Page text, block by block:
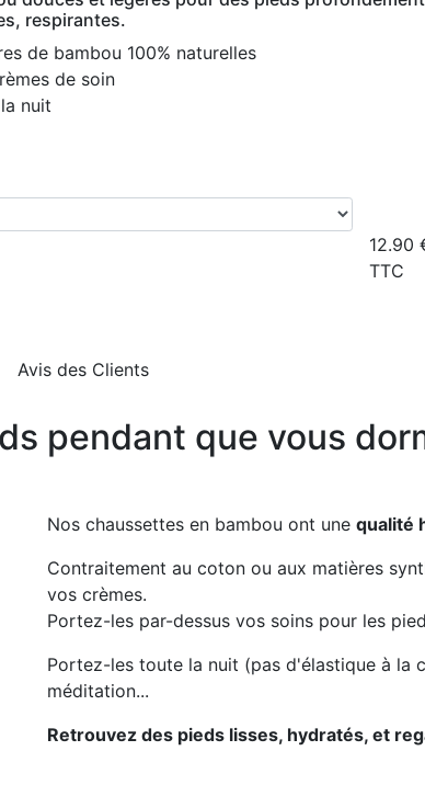
respirantes.
de bambou 100% naturelles
de soin
nuit
12.90
TTC
Avis des Clients
pendant que vous
Nos chaussettes en bambou ont une qualité
Contraitement au coton ou aux matières
vos crèmes.
Portez-les par-dessus vos soins pour les
Portez-les toute la nuit (pas d'élastique à la
méditation...
Retrouvez des pieds lisses, hydratés, et